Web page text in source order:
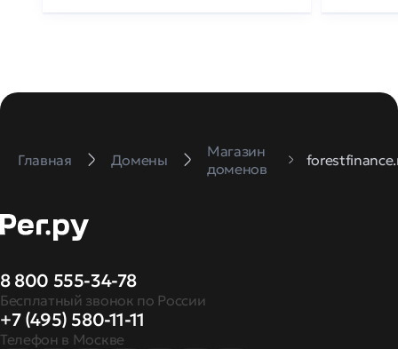
Главная Домены
Магазин
доменов
8 800 555-34-78
Бесплатный звонок по России
+7 (495) 580-11-11
Телефон в Москве